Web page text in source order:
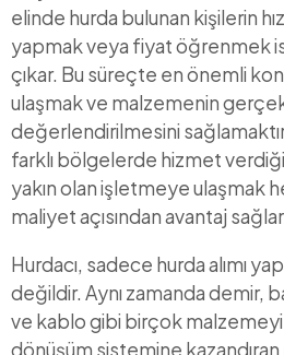
elinde hurda bulunan kişilerin
yapmak veya fiyat öğrenmek
çıkar. Bu süreçte en önemli
ulaşmak ve malzemenin
değerlendirilmesini
farklı bölgelerde hizmet
yakın olan işletmeye ulaşmak
maliyet açısından avantaj
Hurdacı, sadece hurda alımı
değildir. Aynı zamanda demir,
ve kablo gibi birçok malzemeyi
dönüşüm sistemine